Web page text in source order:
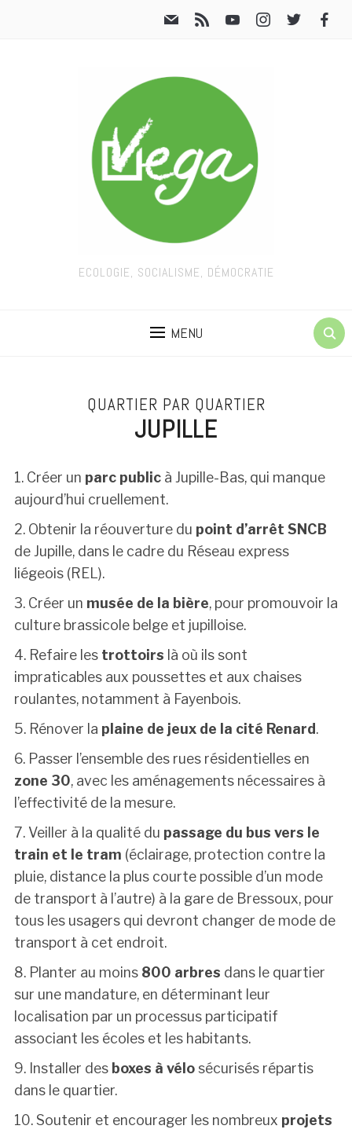
ECOLOGIE, SOCIALISME, DÉMOCRATIE
MENU
QUARTIER PAR QUARTIER
JUPILLE
1. Créer un parc publicà Jupille-Bas, qui manque
aujourd’hui cruellement.
2. Obtenir la réouverture du point d’arrêt SNCB
de Jupille, dans le cadre du Réseau express
liégeois (REL).
3. Créer un musée de la bière, pour promouvoir la
culture brassicole belge et jupilloise.
4. Refaire les trottoirs là où ils sont
impraticables aux poussettes et aux chaises
roulantes, notamment à Fayenbois.
5. Rénover la plaine de jeux de la cité Renard.
6. Passer l’ensemble des rues résidentielles en
zone 30, avec les aménagements nécessaires à
l’effectivité de la mesure.
7. Veiller à la qualité du passage du bus vers le
train et le tram (éclairage, protection contre la
pluie, distance la plus courte possible d’un mode
de transport à l’autre) à la gare de Bressoux, pour
tous les usagers qui devront changer de mode de
transport à cet endroit.
8. Planter au moins 800 arbres dans le quartier
sur une mandature, en déterminant leur
localisation par un processus participatif
associant les écoles et les habitants.
9. Installer des boxes à vélosécurisés répartis
dans le quartier.
10. Soutenir et encourager les nombreux projets